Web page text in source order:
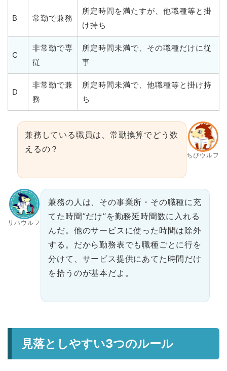
B 常勤で兼務
所定時間を満たすが、他職種等と掛
け持ち
C
非常勤で専
従
所定時間未満で、その職種だけに従
事
D
非常勤で兼
務
所定時間未満で、他職種等と掛け持
ち
ちびウルフ
兼務している職員は、常勤換算でどう数
えるの？
リハウルフ
兼務の人は、その事業所・その職種に充
てた時間”だけ”を勤務延時間数に入れる
んだ。他のサービスに使った時間は除外
する。だから勤務表でも職種ごとに行を
分けて、サービス提供にあてた時間だけ
を拾うのが基本だよ。
見落としやすい3つのルール